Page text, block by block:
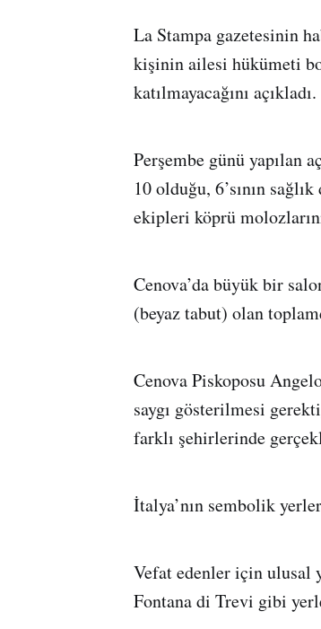
La Stampa gazetesinin
kişinin ailesi hükümeti
katılmayacağını açıkladı.
Perşembe günü yapılan
10 olduğu, 6’sının
ekipleri köprü
Cenova’da büyük bir
(beyaz tabut) olan
Cenova Piskoposu
saygı gösterilmesi
farklı şehirlerinde
İtalya’nın sembolik
Vefat edenler için ulusal
Fontana di Trevi gibi